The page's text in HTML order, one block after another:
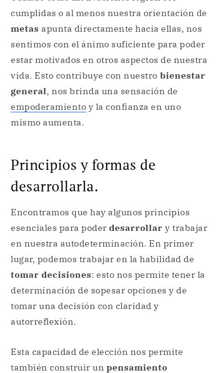
vida. Esto contribuye con nuestrobienestar
general, nos brinda una sensación de
empoderamientoy la confianza en uno
mismo aumenta.
Principios y formas de
desarrollarla.
esenciales para poderdesarrollar
en nuestra autodeterminación. En primer
tomar decisiones: esto nos permite tener la
determinación de sopesar opciones y de
tomar una decisión con claridad y
autorreflexión.
Esta capacidad de elección nos permite
también construir unpensamiento
independiente
como resultado de una fuerteinteligencia